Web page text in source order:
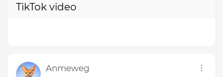
TikTok video
Anmeweg